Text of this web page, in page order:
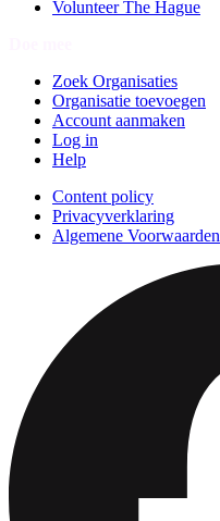
Volunteer The Hague
Zoek Organisaties
Organisatie toevoegen
Account aanmaken
Log in
Help
Content policy
Privacyverklaring
Algemene Voorwaarden